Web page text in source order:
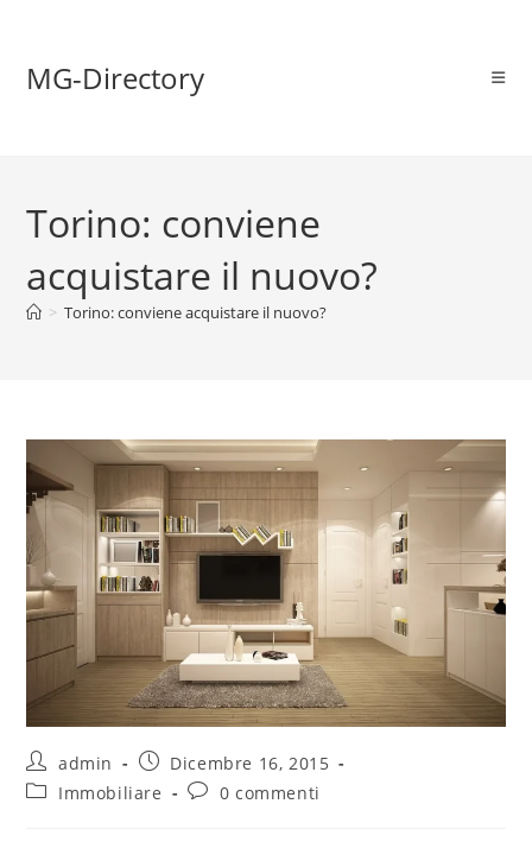
MG-Directory
Torino: conviene
acquistare il nuovo?
> Torino: conviene acquistare il nuovo?
admin
Dicembre 16, 2015
Immobiliare
0 commenti